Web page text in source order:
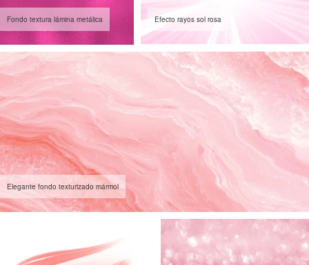
Fondo textura lámina metálica Efecto rayos sol rosa
Elegante fondo texturizado mármol